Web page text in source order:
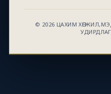
© 2026 ЦАХИМ